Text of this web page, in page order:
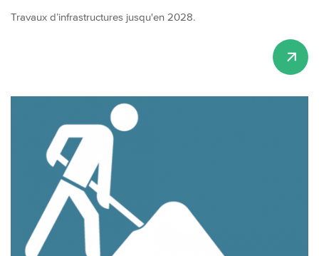
Travaux d’infrastructures jusqu'en 2028.